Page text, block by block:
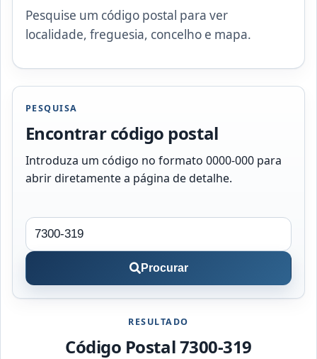
Pesquise um código postal para ver
localidade, freguesia, concelho e mapa.
PESQUISA
Encontrar código postal
Introduza um código no formato 0000-000 para
abrir diretamente a página de detalhe.
Procurar
RESULTADO
Código Postal 7300-319